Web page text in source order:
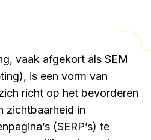
vaak afgekort als SEM
is een vorm van
richt op het bevorderen
zichtbaarheid in
(SERP’s) te